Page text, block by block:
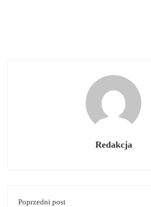
Redakcja
Poprzedni post